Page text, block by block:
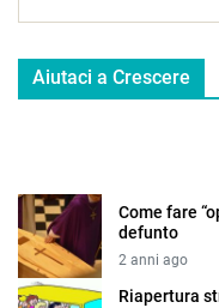
Aiutaci a Crescere
Come fare
defunto
2 anni ago
Riapertura